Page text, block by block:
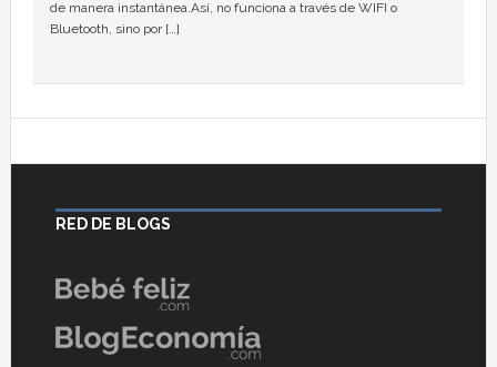
de manera instantánea.Así, no funciona a través de WIFI o
Bluetooth, sino por […]
RED DE BLOGS